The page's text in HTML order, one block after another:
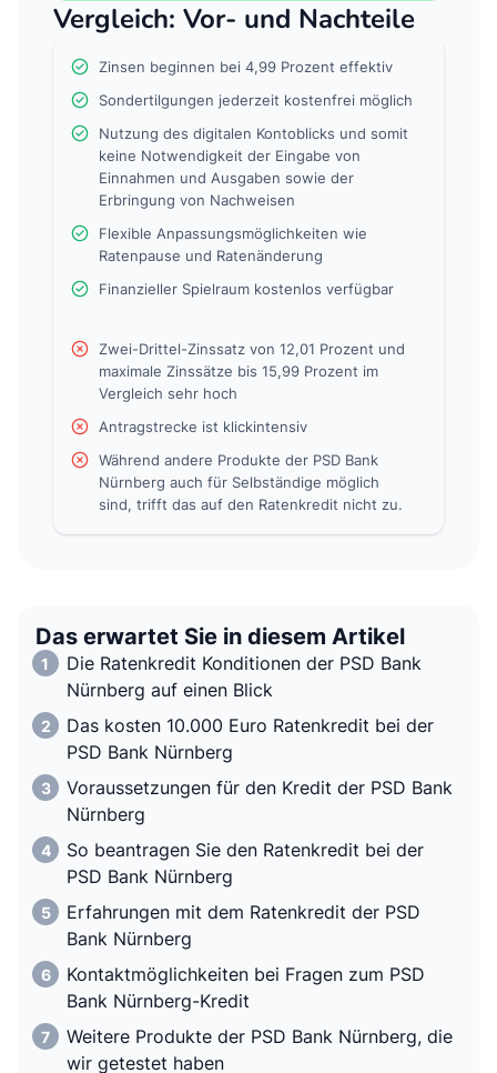
Vergleich: Vor- und Nachteile
Zinsen beginnen bei 4,99 Prozent effektiv
Sondertilgungen jederzeit kostenfrei möglich
Nutzung des digitalen Kontoblicks und somit
keine Notwendigkeit der Eingabe von
Einnahmen und Ausgaben sowie der
Erbringung von Nachweisen
Flexible Anpassungsmöglichkeiten wie
Ratenpause und Ratenänderung
Finanzieller Spielraum kostenlos verfügbar
Zwei-Drittel-Zinssatz von 12,01 Prozent und
maximale Zinssätze bis 15,99 Prozent im
Vergleich sehr hoch
Antragstrecke ist klickintensiv
Während andere Produkte der PSD Bank
Nürnberg auch für Selbständige möglich
sind, trifft das auf den Ratenkredit nicht zu.
Das erwartet Sie in diesem Artikel
Die Ratenkredit Konditionen der PSD Bank
Nürnberg auf einen Blick
Das kosten 10.000 Euro Ratenkredit bei der
PSD Bank Nürnberg
Voraussetzungen für den Kredit der PSD Bank
Nürnberg
So beantragen Sie den Ratenkredit bei der
PSD Bank Nürnberg
Erfahrungen mit dem Ratenkredit der PSD
Bank Nürnberg
Kontaktmöglichkeiten bei Fragen zum PSD
Bank Nürnberg-Kredit
Weitere Produkte der PSD Bank Nürnberg, die
wir getestet haben